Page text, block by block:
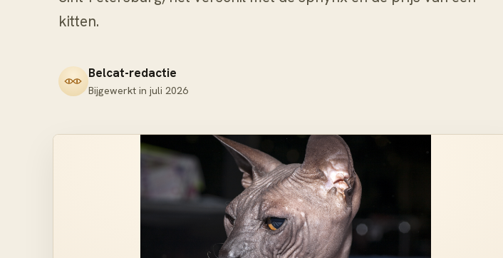
kitten.
Belcat-redactie
Bijgewerkt in juli 2026